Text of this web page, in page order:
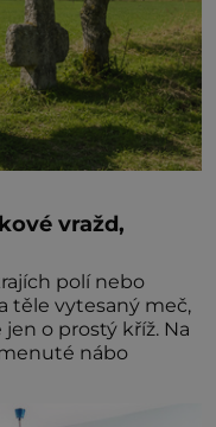
vražd,
polí nebo
těle vytesaný meč,
o prostý kříž. Na
nábo